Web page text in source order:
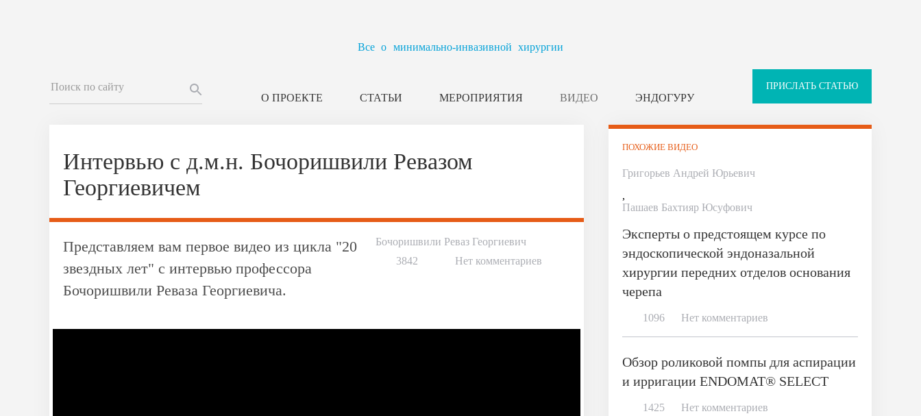
Все о минимально-инвазивной хирургии
О ПРОЕКТЕ СТАТЬИ МЕРОПРИЯТИЯ ВИДЕО ЭНДОГУРУ
ПРИСЛАТЬ СТАТЬЮ
ПОХОЖИЕ ВИДЕО
Григорьев Андрей Юрьевич
,
Пашаев Бахтияр Юсуфович
Эксперты о предстоящем курсе по
эндоскопической эндоназальной
хирургии передних отделов основания
черепа
1096 Нет комментариев
Обзор роликовой помпы для аспирации
и ирригации ENDOMAT® SELECT
1425 Нет комментариев
Интервью с д.м.н. Бочоришвили Ревазом
Георгиевичем
Представляем вам первое видео из цикла "20
звездных лет" с интервью профессора
Бочоришвили Реваза Георгиевича.
Бочоришвили Реваз Георгиевич
3842
Нет комментариев